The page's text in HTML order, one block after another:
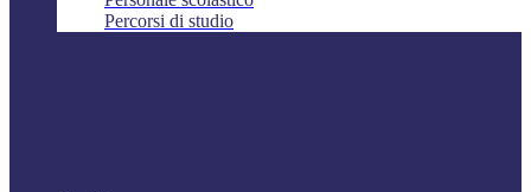
Percorsi di studio